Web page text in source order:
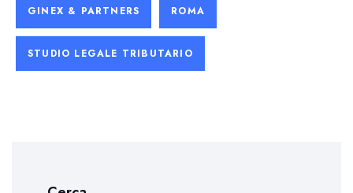
GINEX & PARTNERS ROMA
STUDIO LEGALE TRIBUTARIO